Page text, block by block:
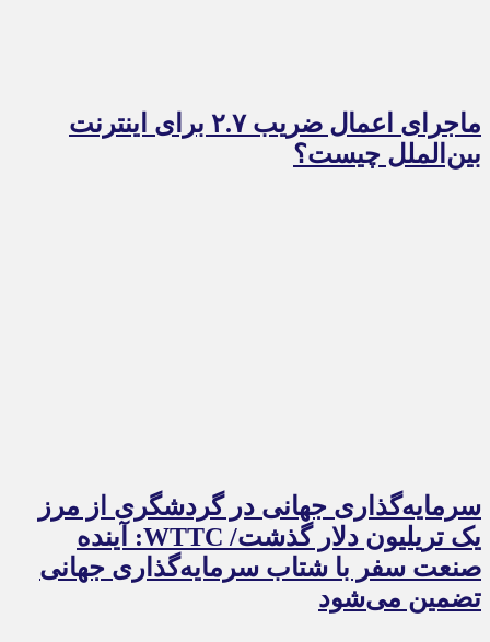
ماجرای اعمال ضریب ۲.۷ برای اینترنت
بین‌الملل چیست؟
سرمایه‌گذاری جهانی در گردشگری از مرز
یک تریلیون دلار گذشت/ WTTC: آینده
صنعت سفر با شتاب سرمایه‌گذاری جهانی
تضمین می‌شود